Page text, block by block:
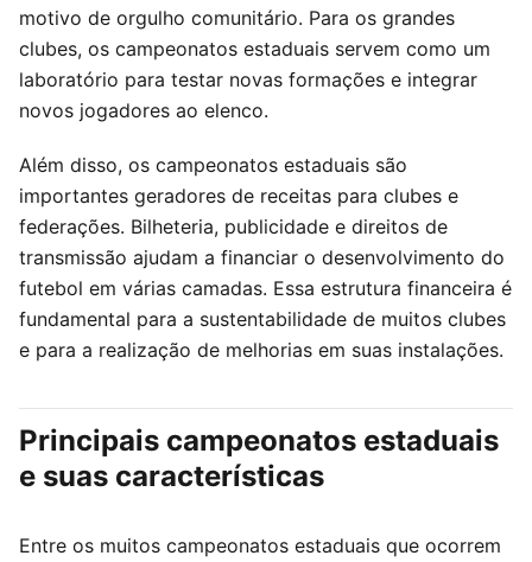
motivo de orgulho comunitário. Para os grandes
clubes, os campeonatos estaduais servem como um
laboratório para testar novas formações e integrar
novos jogadores ao elenco.
Além disso, os campeonatos estaduais são
importantes geradores de receitas para clubes e
federações. Bilheteria, publicidade e direitos de
transmissão ajudam a financiar o desenvolvimento do
futebol em várias camadas. Essa estrutura financeira é
fundamental para a sustentabilidade de muitos clubes
e para a realização de melhorias em suas instalações.
Principais campeonatos estaduais
e suas características
Entre os muitos campeonatos estaduais que ocorrem